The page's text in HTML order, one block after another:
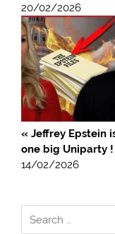
20/02/2026
« Jeffrey Epstein
one big Uniparty !
14/02/2026